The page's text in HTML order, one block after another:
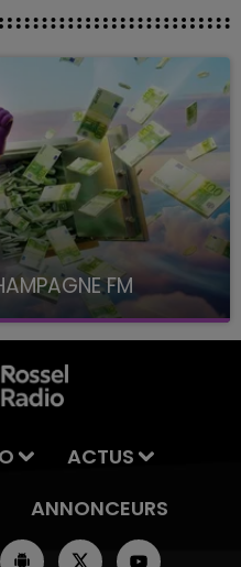
FM
FM, à 8H10
ACTUS
ANNONCEURS